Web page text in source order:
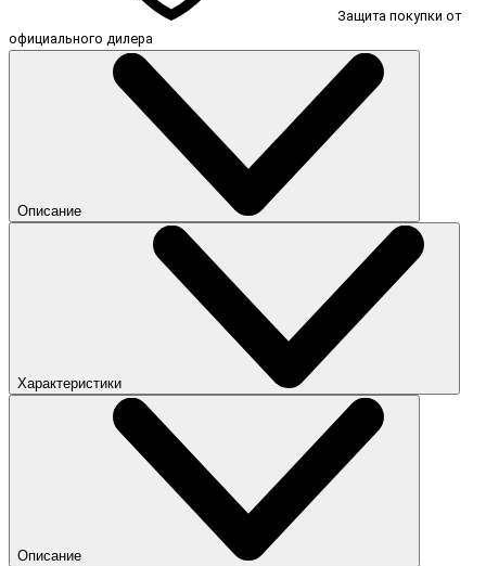
Защита покупки от
официального дилера
Описание
Характеристики
Описание